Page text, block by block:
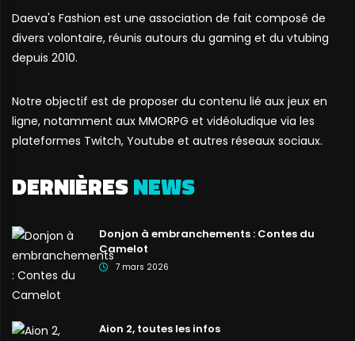
Daeva's Fashion est une association de fait composé de
divers volontaire, réunis autours du gaming et du vtubing
depuis 2010.
Notre objectif est de proposer du contenu lié aux jeux en
ligne, notamment aux MMORPG et vidéoludique via les
plateformes Twitch, Youtube et autres réseaux sociaux.
DERNIÈRESNEWS
Donjon à embranchements : Contes du
Camelot
7 mars 2026
Aion 2, toutes les infos